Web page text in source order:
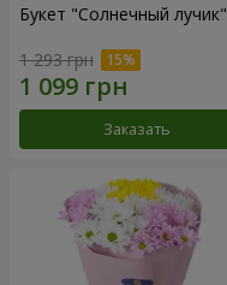
Букет "Солнечный лучик"
1 293 грн
Заказать